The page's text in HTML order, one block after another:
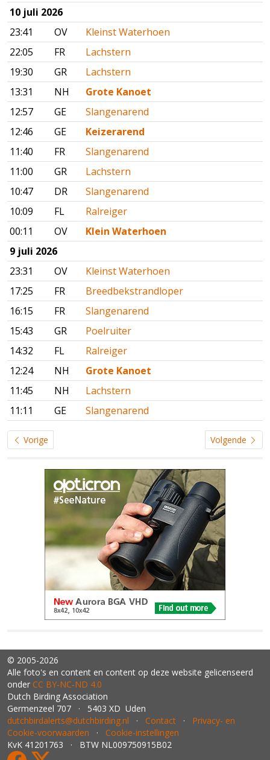
10 juli 2026
23:41
OV
Kleinst Waterhoen
22:05
FR
Lachstern
19:30
GR
Lachstern
13:31
NH
Grote Kanoet
12:57
GE
Slangenarend
12:46
GE
Keizerarend
11:40
FR
Slangenarend
11:00
GR
Lachstern
10:47
DR
Slangenarend
10:09
FL
Ralreiger
00:11
OV
Klein Waterhoen
9 juli 2026
23:31
OV
Kleinst Waterhoen
17:25
FR
Breedbekstrandloper
16:15
FR
Slangenarend
15:43
GR
Poelruiter
14:32
FL
Ralreiger
12:24
NH
Grote Kanoet
11:45
NH
Lachstern
11:11
GE Slangenarend
Vorige Volgende
© 2005-2026
Alle foto's en content en content op deze website gelicenseerd
onder CC BY‑NC‑ND 4.0
Dutch Birding Association
Germenzeel 707 · 5403 XD Uden
dutchbirdalerts@dutchbirding.nl · Contact · Privacy- en
Cookie-voorwaarden · Cookie-instellingen
KvK 41201763 · BTW NL009750915B02